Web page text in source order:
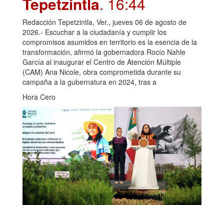
Redacción Tepetzintla, Ver., jueves 06 de agosto de
2026.- Escuchar a la ciudadanía y cumplir los
compromisos asumidos en territorio es la esencia de la
transformación, afirmó la gobernadora Rocío Nahle
García al inaugurar el Centro de Atención Múltiple
(CAM) Ana Nicole, obra comprometida durante su
campaña a la gubernatura en 2024, tras a
Hora Cero